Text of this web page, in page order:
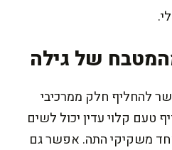
של גילה
להחליף חלק ממרכיבי
טעם קלוי עדין יכול לשים
משקיקי התה. אפשר גם